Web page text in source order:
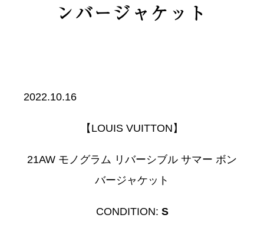
ンバージャケット
2022.10.16
【LOUIS VUITTON】
21AW モノグラム リバーシブル サマー ボン
バージャケット
CONDITION: S